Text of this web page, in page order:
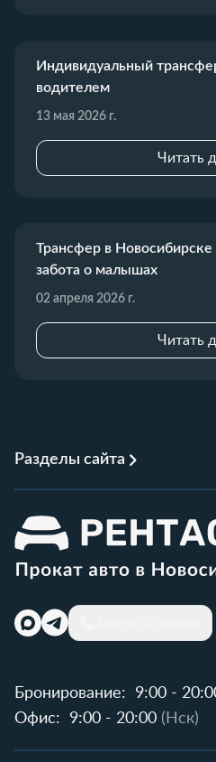
Индивидуальный
водителем
13 мая 2026 г.
Читать
Трансфер в
забота о малышах
02 апреля 2026 г.
Читать
Разделы сайта
Бронирование: 9:00 -
Офис:
9:00 - 20:00 (Нск)